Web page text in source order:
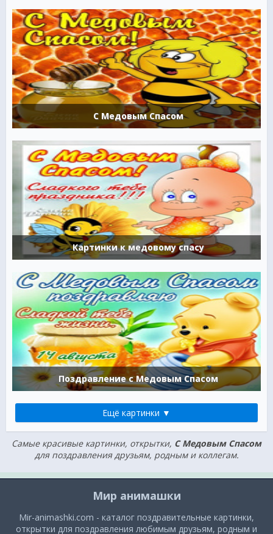
С Медовым Спасом
Картинки к медовому спасу
Поздравление с Медовым Спасом
Ещё картинки ▼
Самые красивые картинки, открытки, С Медовым Спасом
для поздравления друзьям, родным и коллегам.
Мир анимашки
Mir-animashki.com - каталог поздравительные картинки,
открытки для поздравления любимым друзьям, родным и